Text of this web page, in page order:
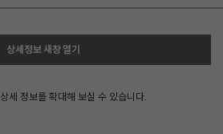
상세정보 새창 열기
상세 정보를 확대해 보실 수 있습니다.